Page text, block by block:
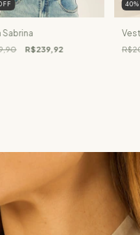
Sabrina
R$239,92
40